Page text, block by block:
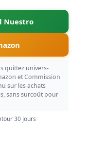
Nuestro
quittez univers-
et Commission
sur les achats
sans surcoût pour
30 jours